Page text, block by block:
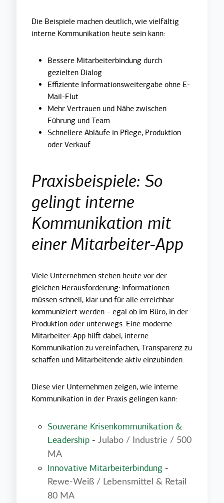
Die Beispiele machendeutlich, wie vielfältig
interne Kommunikation heute sein kann:
Bessere Mitarbeiterbindung durch
gezielten Dialog
Effiziente Informationsweitergabe ohne E-
Mail-Flut
Mehr Vertrauen und Nähe zwischen
Führung und Team
Schnellere Abläufe in Pflege, Produktion
oder Verkauf
Praxisbeispiele: So
gelingt interne
Kommunikation mit
einer Mitarbeiter-App
Viele Unternehmen stehen heute vor der
gleichen Herausforderung: Informationen
müssen schnell, klar und für alle erreichbar
kommuniziert werden – egal ob im Büro, in der
Produktion oder unterwegs. Eine moderne
Mitarbeiter-App hilft dabei, interne
Kommunikation zu vereinfachen, Transparenz zu
schaffen und Mitarbeitende aktiv einzubinden.
Diese vier Unternehmen zeigen, wie interne
Kommunikation in der Praxis gelingen kann:
Souveräne Krisenkommunikation &
Leadership -Julabo / Industrie / 500
MA
Innovative Mitarbeiterbindung -
Rewe-Weiß / Lebensmittel & Retail
80 MA